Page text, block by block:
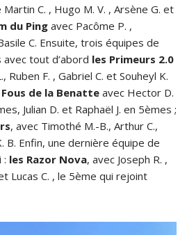
C. , Hugo M. V. , Arsène G. et
du Ping avec Pacôme P. ,
C. Ensuite, trois équipes de
tout d’abord les Primeurs 2.0
Ruben F. , Gabriel C. et Souheyl K.
Fous de la Benatte avec Hector D.
Julian D. et Raphaël J. en 5èmes ;
, avec Timothé M.-B., Arthur C.,
B. Enfin, une dernière équipe de
: les Razor Nova, avec Joseph R. ,
Lucas C. , le 5ème qui rejoint